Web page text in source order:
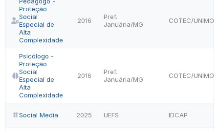
Proteção
Social
Especial de
Alta
Complexidade
2016
Pref.
Januária/MG
COTEC/
Psicólogo -
Proteção
Social
Especial de
Alta
Complexidade
2016
Pref.
Januária/MG
COTEC/
Social Media 2025 UEFS IDCAP